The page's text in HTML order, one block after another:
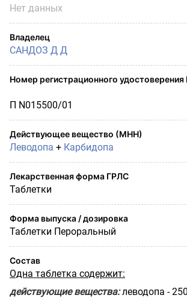
Нет данных
Владелец
САНДОЗ Д Д
Номер регистрационного
П N015500/01
Действующее вещество (МНН)
Леводопа + Карбидопа
Лекарственная форма ГРЛС
Таблетки
Форма выпуска / дозировка
Таблетки Пероральный
Состав
Одна таблетка содержит:
действующие вещества:леводопа -